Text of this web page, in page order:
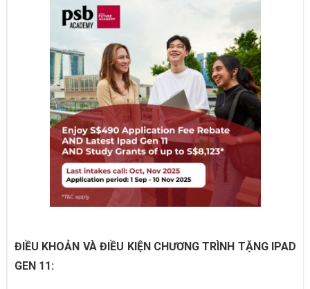
ĐIỀU KHOẢN VÀ ĐIỀU KIỆN CHƯƠNG TRÌNH TẶNG IPAD
GEN 11: